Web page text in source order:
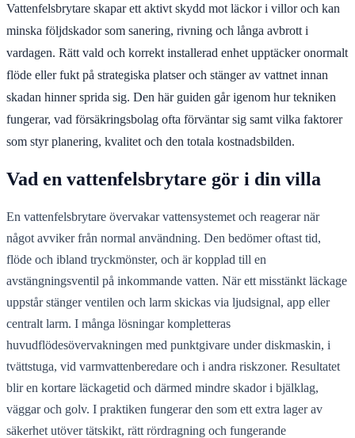
Vattenfelsbrytare skapar ett aktivt skydd mot läckor i villor och kan
minska följdskador som sanering, rivning och långa avbrott i
vardagen. Rätt vald och korrekt installerad enhet upptäcker onormalt
flöde eller fukt på strategiska platser och stänger av vattnet innan
skadan hinner sprida sig. Den här guiden går igenom hur tekniken
fungerar, vad försäkringsbolag ofta förväntar sig samt vilka faktorer
som styr planering, kvalitet och den totala kostnadsbilden.
Vad en vattenfelsbrytare gör i din villa
En vattenfelsbrytare övervakar vattensystemet och reagerar när
något avviker från normal användning. Den bedömer oftast tid,
flöde och ibland tryckmönster, och är kopplad till en
avstängningsventil på inkommande vatten. När ett misstänkt läckage
uppstår stänger ventilen och larm skickas via ljudsignal, app eller
centralt larm. I många lösningar kompletteras
huvudflödesövervakningen med punktgivare under diskmaskin, i
tvättstuga, vid varmvattenberedare och i andra riskzoner. Resultatet
blir en kortare läckagetid och därmed mindre skador i bjälklag,
väggar och golv. I praktiken fungerar den som ett extra lager av
säkerhet utöver tätskikt, rätt rördragning och fungerande